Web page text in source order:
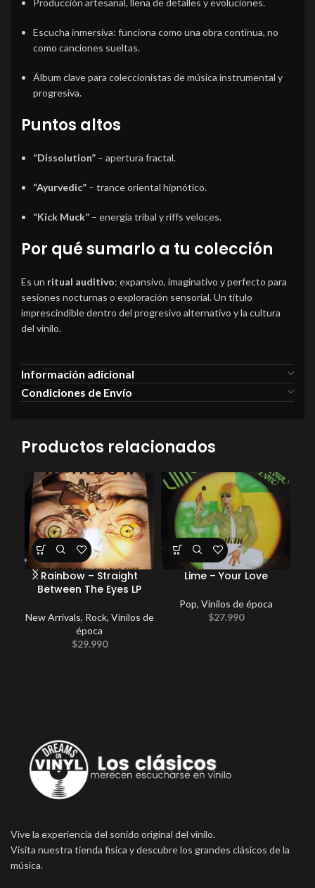
Escucha inmersiva: funciona como una obra continua, no
como canciones sueltas.
Álbum clave para coleccionistas de música instrumental y
progresiva.
Puntos altos
“Dissolution” – apertura fractal.
“Ayurvedic” – trance oriental hipnótico.
“Kick Muck” – energía tribal y riffs veloces.
Por qué sumarlo a tu colección
Es un ritual auditivo: expansivo, imaginativo y perfecto para
sesiones nocturnas o exploración sensorial. Un título
imprescindible dentro del progresivo alternativo y la cultura
del vinilo.
Información adicional
Condiciones de Envío
Productos relacionados
Rainbow – Straight
Between The Eyes LP
New Arrivals, Rock, Vinilos de
época
$29.990
Lime – Your Love
Pop, Vinilos de época
$27.990
Vive la experiencia del sonido original del vinilo.
Visita nuestra tienda fisica y descubre los grandes clásicos de la
música.